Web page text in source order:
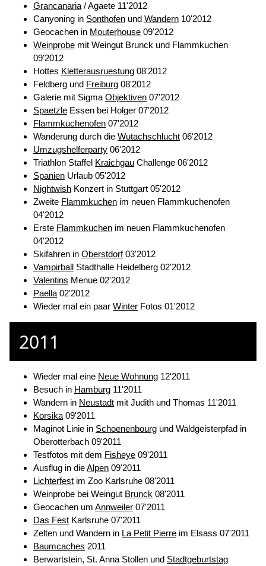
Grancanaria / Agaete 11'2012
Canyoning in Sonthofen und Wandern 10'2012
Geocachen in Mouterhouse 09'2012
Weinprobe mit Weingut Brunck und Flammkuchen
09'2012
Hottes Kletterausruestung 08'2012
Feldberg und Freiburg 08'2012
Galerie mit Sigma Objektiven 07'2012
Spaetzle Essen bei Holger 07'2012
Flammkuchenofen 07'2012
Wanderung durch die Wutachschlucht 06'2012
Umzugshelferparty 06'2012
Triathlon Staffel Kraichgau Challenge 06'2012
Spanien Urlaub 05'2012
Nightwish Konzert in Stuttgart 05'2012
Zweite Flammkuchen im neuen Flammkuchenofen
04'2012
Erste Flammkuchen im neuen Flammkuchenofen
04'2012
Skifahren in Oberstdorf03'2012
Vampirball Stadthalle Heidelberg 02'2012
Valentins Menue 02'2012
Paella 02'2012
Wieder mal ein paar Winter Fotos 01'2012
2011
Wieder mal eine Neue Wohnung 12'2011
Besuch in Hamburg 11'2011
Wandern in Neustadt mit Judith und Thomas 11'2011
Korsika 09'2011
Maginot Linie in Schoenenbourg und Waldgeisterpfad in
Oberotterbach 09'2011
Testfotos mit dem Fisheye 09'2011
Ausflug in dieAlpen 09'2011
Lichterfest im Zoo Karlsruhe 08'2011
Weinprobe bei Weingut Brunck 08'2011
Geocachen um Annweiler 07'2011
Das Fest Karlsruhe 07'2011
Zelten und Wandern in La Petit Pierre im Elsass 07'2011
Baumcaches 2011
Berwartstein, St. Anna Stollen und Stadtgeburtstag